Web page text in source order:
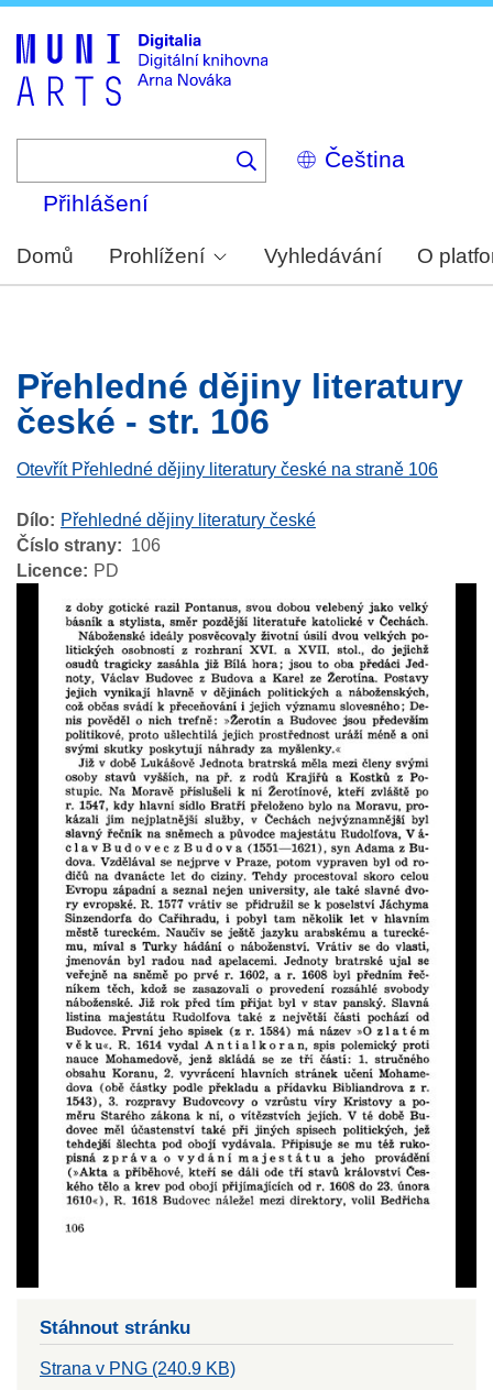
Select
your
Přihlášení
Domů Prohlížení Vyhledávání O
Přehledné dějiny literatury
české - str. 106
Otevřít Přehledné dějiny literatury české na straně 106
Dílo
Přehledné dějiny literatury české
Číslo strany
106
Licence
PD
Stáhnout stránku
Strana v PNG (240.9 KB)